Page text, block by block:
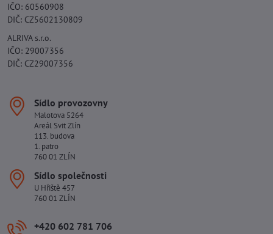
IČO: 60560908
DIČ: CZ5602130809
ALRIVA s.r.o.
IČO: 29007356
DIČ: CZ29007356
Sídlo provozovny
Malotova 5264
Areál Svit Zlín
113. budova
1. patro
760 01 ZLÍN
Sídlo společnosti
U Hřiště 457
760 01 ZLÍN
+420 602 781 706